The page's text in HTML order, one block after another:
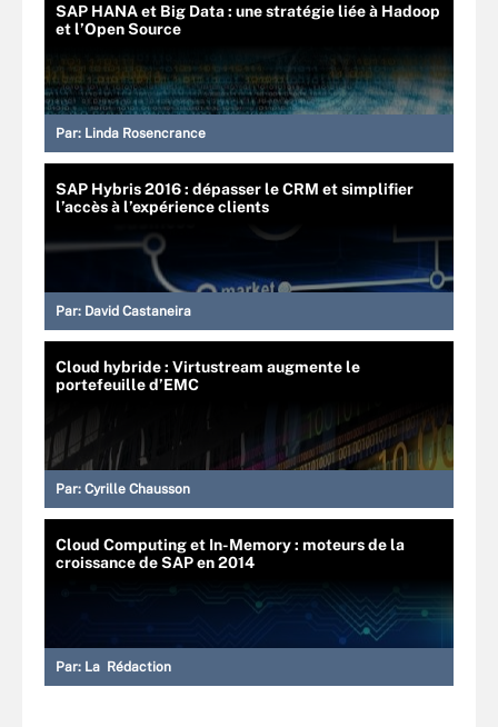
SAP HANA et Big Data : une stratégie liée à Hadoop
et l’Open Source
Par: Linda Rosencrance
SAP Hybris 2016 : dépasser le CRM et simplifier
l’accès à l’expérience clients
Par: David Castaneira
Cloud hybride : Virtustream augmente le
portefeuille d’EMC
Par: Cyrille Chausson
Cloud Computing et In-Memory : moteurs de la
croissance de SAP en 2014
Par: La Rédaction